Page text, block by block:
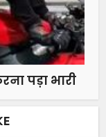
पड़ा भारी